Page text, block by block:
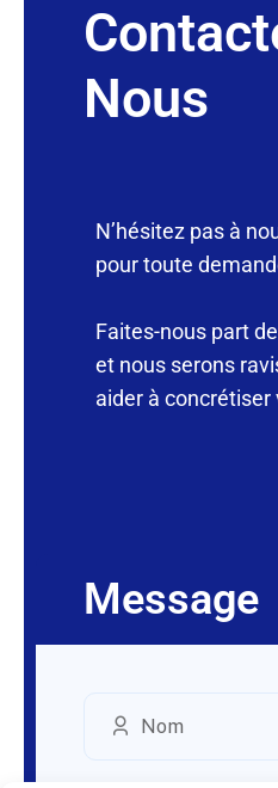
Nous
N’hésitez pas à
pour toute
Faites-nous part
et nous serons
aider à concrétiser
Message